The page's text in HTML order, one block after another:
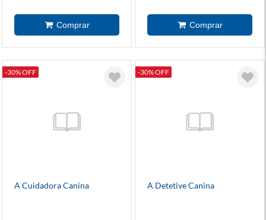
-30% OFF
A Cuidadora Canina
-30% OFF
A Detetive Canina